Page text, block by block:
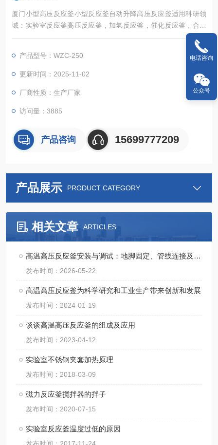
厦门小型高压反应釜小型反应釜自动升降高压反应釜适用科研领
域：实验室反应釜高压反应釜，加氢反应釜，催化反应釜，合成
工艺，药物合成，高压聚合釜，纳米合成釜，条件筛选，结晶筛
选，组合化学，生物质转换，超临界反应釜，水热反应釜，高分
子合成催化反应釜等等实验室反应釜....酯化釜小型反应釜自动升
降高压反应釜
产品型号：WZC-250
更新时间：2025-11-02
厂商性质：生产厂家
访问量：3885
产品咨询 15699777209
产品展示 PRODUCT CATEGORY
相关文章 ARTICLES
高温高压反应釜安装与调试：地脚固定、管线连接及试压流程
发布时间：2026-05-22
高温高压反应釜为科学研究和工业生产带来创新和发展
发布时间：2024-01-19
谈谈高温高压反应釜的组成及应用
发布时间：2023-04-12
实验室不锈钢夹套加热原理
发布时间：2018-03-09
磁力反应釜搅拌器的拌子
发布时间：2020-07-15
实验室反应釜温度过低的原因
电话咨询
公众号